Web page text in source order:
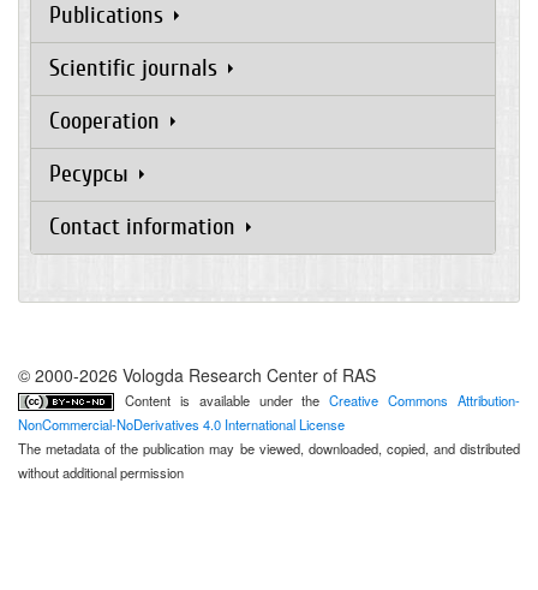
Publications
Scientific journals
Cooperation
Ресурсы
Contact information
© 2000-2026 Vologda Research Center of RAS
Content is available under theCreative Commons Attribution-
NonCommercial-NoDerivatives 4.0 International License
The metadata of the publication may be viewed, downloaded, copied, and distributed
without additional permission